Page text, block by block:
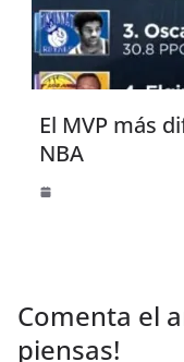
El MVP más
NBA
Comenta el
piensas!